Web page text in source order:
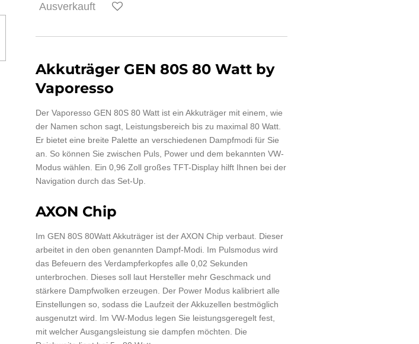
Ausverkauft
Akkuträger GEN 80S 80 Watt by
Vaporesso
Der Vaporesso GEN 80S 80 Watt ist ein Akkuträger mit einem, wie
der Namen schon sagt, Leistungsbereich bis zu maximal 80 Watt.
Er bietet eine breite Palette an verschiedenen Dampfmodi für Sie
an. So können Sie zwischen Puls, Power und dem bekannten VW-
Modus wählen. Ein 0,96 Zoll großes TFT-Display hilft Ihnen bei der
Navigation durch das Set-Up.
AXON Chip
Im GEN 80S 80Watt Akkuträger ist der AXON Chip verbaut. Dieser
arbeitet in den oben genannten Dampf-Modi. Im Pulsmodus wird
das Befeuern des Verdampferkopfes alle 0,02 Sekunden
unterbrochen. Dieses soll laut Hersteller mehr Geschmack und
stärkere Dampfwolken erzeugen. Der Power Modus kalibriert alle
Einstellungen so, sodass die Laufzeit der Akkuzellen bestmöglich
ausgenutzt wird. Im VW-Modus legen Sie leistungsgeregelt fest,
mit welcher Ausgangsleistung sie dampfen möchten. Die